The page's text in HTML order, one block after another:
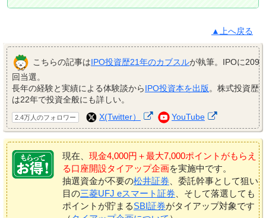
▲上へ戻る
こちらの記事はIPO投資歴21年のカブスルが執筆。IPOに209
回当選。
長年の経験と実績による体験談からIPO投資本を出版。株式投資歴
は22年で投資全般にも詳しい。
2.4万人のフォロワー X(Twitter） YouTube
現在、 現金4,000円＋最大7,000ポイントがもらえ
る口座開設タイアップ企画を実施中です。
抽選資金が不要の松井証券 、委託幹事として狙い
目の三菱UFJ eスマート証券 、そして落選しても
ポイントが貯まるSBI証券がタイアップ対象です